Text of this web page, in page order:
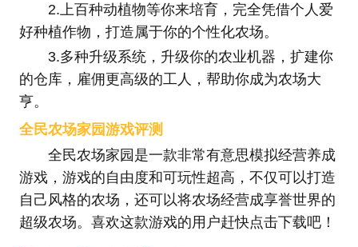
2.上百种动植物等你来培育，完全凭借个人爱
好种植作物，打造属于你的个性化农场。
3.多种升级系统，升级你的农业机器，扩建你
的仓库，雇佣更高级的工人，帮助你成为农场大
亨。
全民农场家园游戏评测
全民农场家园是一款非常有意思模拟经营养成
游戏，游戏的自由度和可玩性超高，不仅可以打造
自己风格的农场，还可以将农场经营成享誉世界的
超级农场。喜欢这款游戏的用户赶快点击下载吧！